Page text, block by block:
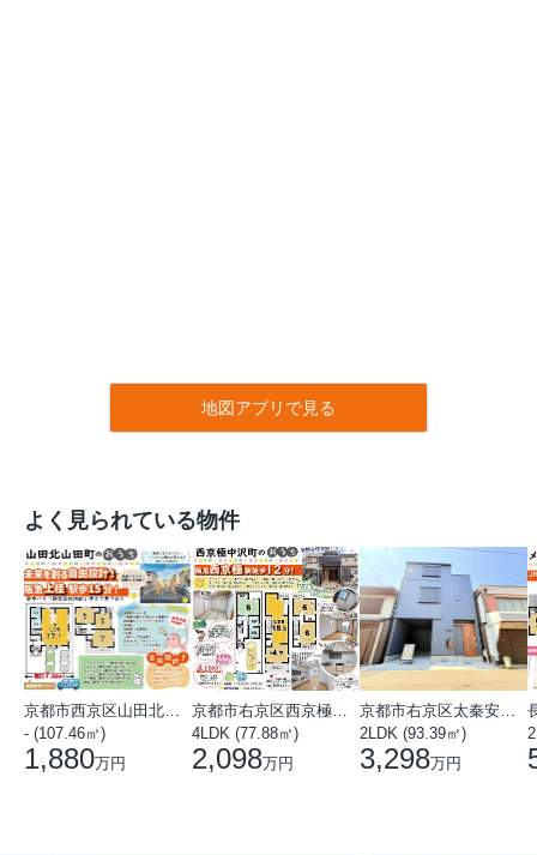
地図アプリで見る
よく見られている物件
京都市西京区山田北山田町
- (107.46㎡)
1,880万円
京都市右京区西京極中沢町
4LDK (77.88㎡)
2,098万円
京都市右京区太秦安井藤ノ木町
2LDK (93.39㎡)
3,298万円